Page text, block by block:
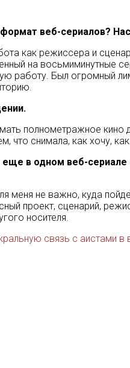
веб-сериалов?
как режиссера и
на восьмиминутные
работу. Был огромный
полнометражное кино
что снимала, как хочу,
еще в одном веб-
меня не важно, куда
проект, сценарий,
носителя.
связь с аистами в